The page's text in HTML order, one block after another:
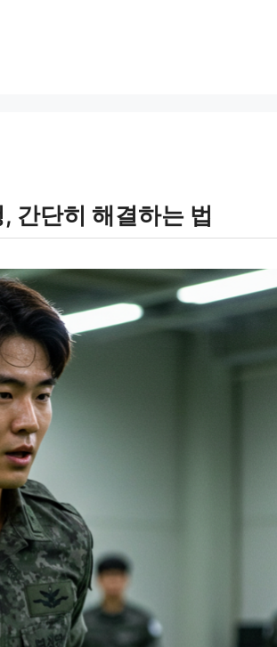
간단히 해결하는 법